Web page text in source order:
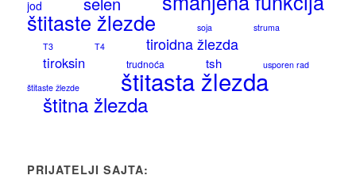
jod
štitaste žlezde soja
struma
T3
T4 tiroidna žlezda
tiroksin trudnoća tsh
usporen rad
štitaste žlezde
štitasta žlezda
štitna žlezda
PRIJATELJI SAJTA: